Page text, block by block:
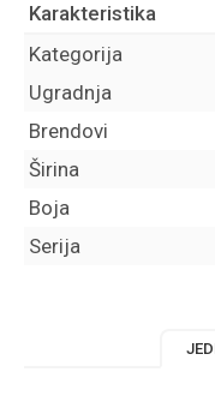
Karakteristika
Kategorija
Ugradnja
Brendovi
Širina
Boja
Serija